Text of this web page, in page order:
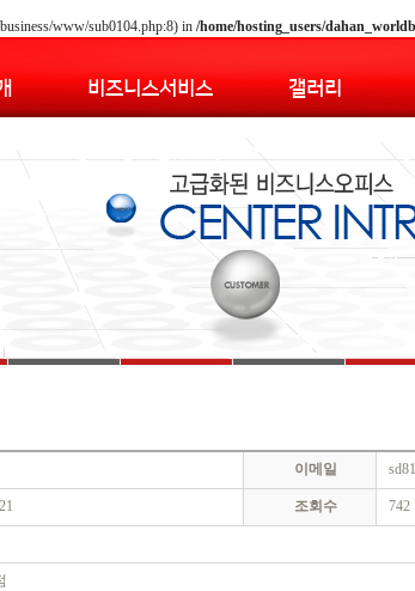
www/sub0104.php:8) in /home/hosting_users/
비즈니스서비스 갤러리
이메일
조회수 742